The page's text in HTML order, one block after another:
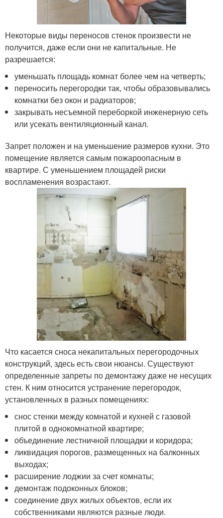
Некоторые виды переносов стенок произвести не
получится, даже если они не капитальные. Не
разрешается:
уменьшать площадь комнат более чем на четверть;
переносить перегородки так, чтобы образовывались
комнатки без окон и радиаторов;
закрывать несъемной переборкой инженерную сеть
или усекать вентиляционный канал.
Запрет положен и на уменьшение размеров кухни. Это
помещение является самым пожароопасным в
квартире. С уменьшением площадей риски
воспламенения возрастают.
Что касается сноса некапитальных перегородочных
конструкций, здесь есть свои нюансы. Существуют
определенные запреты по демонтажу даже не несущих
стен. К ним относится устранение перегородок,
установленных в разных помещениях:
снос стенки между комнатой и кухней с газовой
плитой в однокомнатной квартире;
объединение лестничной площадки и коридора;
ликвидация порогов, размещенных на балконных
выходах;
расширение лоджии за счет комнаты;
демонтаж подоконных блоков;
соединение двух жилых объектов, если их
собственниками являются разные люди.